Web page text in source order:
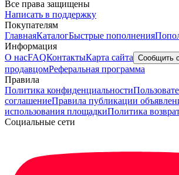
Все права защищены
Написать в поддержку
Покупателям
ГлавнаяКаталогБыстрые пополнения
Информация
О насFAQКонтактыКарта сайта Сообщить
продавцомРеферальная программа
Правила
Политика конфиденциальности
соглашениеПравила публикации
использования площадкиПолитика
Социальные сети